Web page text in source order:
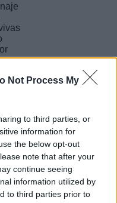
Not Process My
to third parties, or
information for
the below opt-out
note that after your
continue seeing
information utilized by
to third parties prior to
del
de